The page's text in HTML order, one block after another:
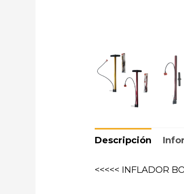
Descripción
<<<<< INFLADOR